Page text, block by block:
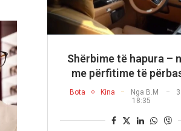
Shërbime të hapura –
me përfitime të
Bota Kina Nga B.M
18:35